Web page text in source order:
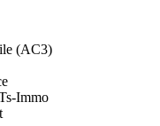
(AC3)
Immo